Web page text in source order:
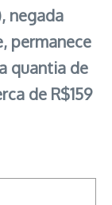
negada
permanece
quantia de
de R$159